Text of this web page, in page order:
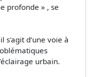
profonde » , se
s'agit d’une voie à
urbain.